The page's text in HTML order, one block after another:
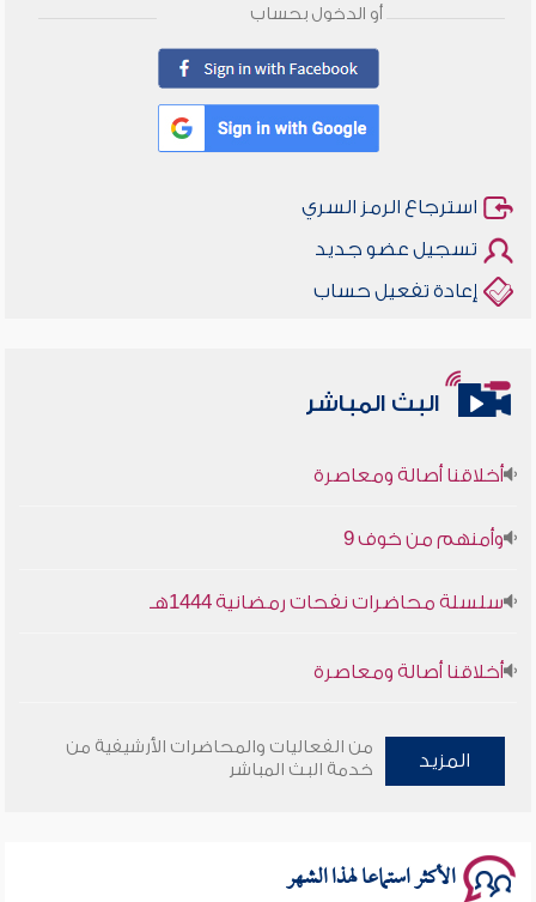
أو الدخول بحساب
استرجاع الرمز السري
تسجيل عضو جديد
إعادة تفعيل حساب
البث المباشر
سلسلة محاضرات نفحات رمضانية 1444هـ
المزيد
من الفعاليات والمحاضرات الأرشيفية من
خدمة البث المباشر
الأكثر استماعا لهذا الشهر